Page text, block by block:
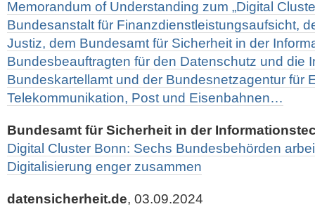
Memorandum of Understanding zum „Digital
Bundesanstalt für Finanzdienstleistungsaufsicht,
Justiz, dem Bundesamt für Sicherheit in der
Bundesbeauftragten für den Datenschutz und die
Bundeskartellamt und der Bundesnetzagentur für
Telekommunikation, Post und Eisenbahnen…
Bundesamt für Sicherheit in der
Digital Cluster Bonn: Sechs Bundesbehörden
Digitalisierung enger zusammen
datensicherheit.de, 03.09.2024